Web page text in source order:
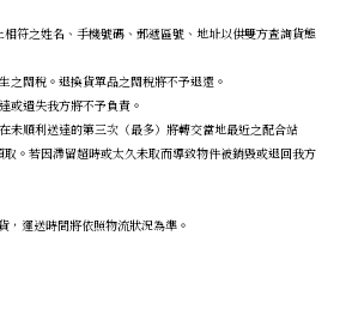
符之姓名、手機號碼、郵遞區號、地址以供雙方查詢貨態
之關稅。退換貨單品之關稅將不予退還。
或遺失我方將不予負責。
未順利送達的第三次（最多）將轉交當地最近之配合站
。若因滯留超時或太久未取而導致物件被銷毀或退回我方
，運送時間將依照物流狀況為準。